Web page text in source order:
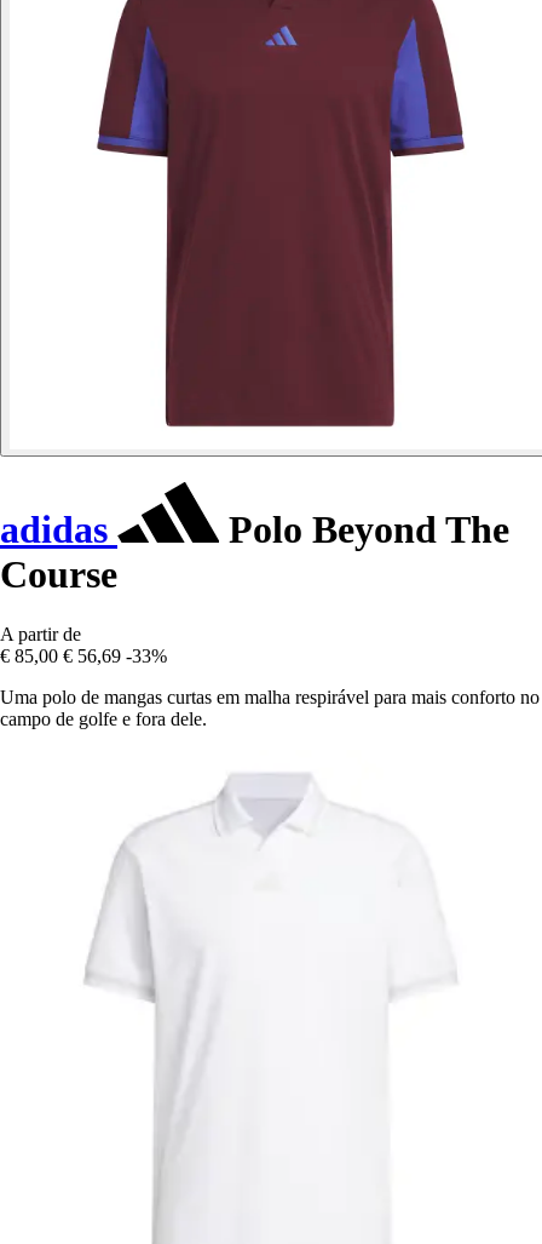
adidas
Polo Beyond The
Course
A partir de
€ 85,00 € 56,69 -33%
Uma polo de mangas curtas em malha respirável para mais conforto no
campo de golfe e fora dele.